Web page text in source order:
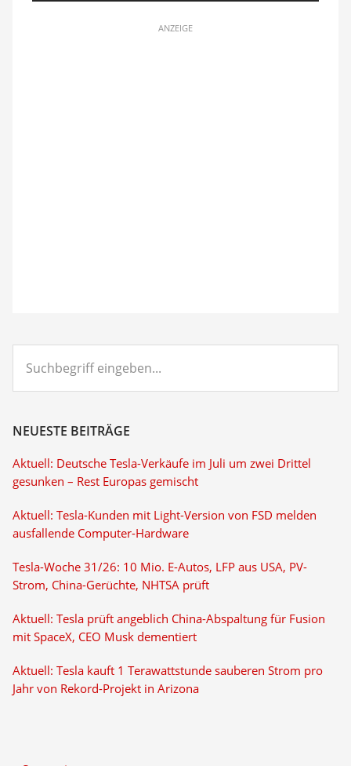
ANZEIGE
eingeben...
NEUESTE BEITRÄGE
Aktuell: Deutsche Tesla-Verkäufe im Juli um zwei Drittel
gesunken – Rest Europas gemischt
Aktuell: Tesla-Kunden mit Light-Version von FSD melden
ausfallende Computer-Hardware
Tesla-Woche 31/26: 10 Mio. E-Autos, LFP aus USA, PV-
Strom, China-Gerüchte, NHTSA prüft
Aktuell: Tesla prüft angeblich China-Abspaltung für Fusion
mit SpaceX, CEO Musk dementiert
Aktuell: Tesla kauft 1 Terawattstunde sauberen Strom pro
Jahr von Rekord-Projekt in Arizona